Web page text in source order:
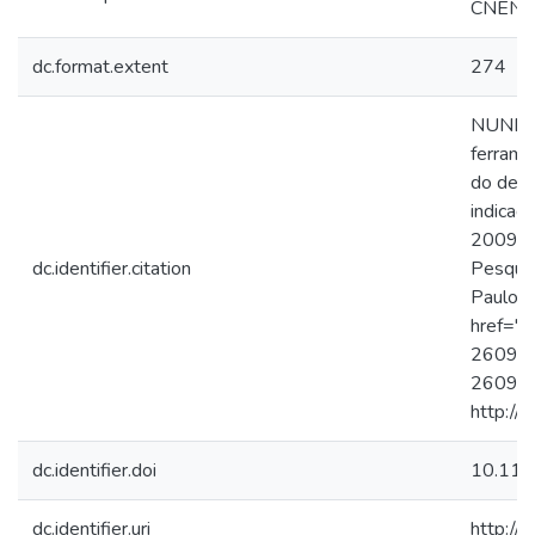
CNEN/
dc.format.extent 274
dc.identifier.citation
do
2009.
Paulo.
http://
dc.identifier.doi
dc.identifier.uri http://